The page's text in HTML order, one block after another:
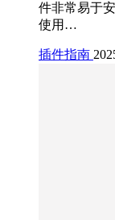
件非常易于
使用…
插件指南